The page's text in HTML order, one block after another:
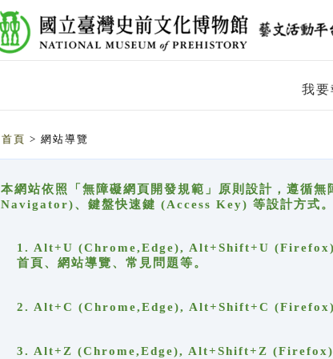
我要
首頁 > 網站導覽
本網站依照「無障礙網頁開發規範」原則設計，遵循
Navigator)、鍵盤快速鍵 (Access Key) 等設計方式。
1. Alt+U (Chrome,Edge), Alt+Shift+U (Firefox)
首頁、網站導覽、常見問題等。
2. Alt+C (Chrome,Edge), Alt+Shift+C (Firefox)
3. Alt+Z (Chrome,Edge), Alt+Shift+Z (Firefox)